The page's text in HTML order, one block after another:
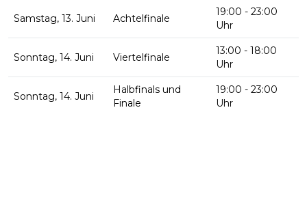
Samstag, 13. Juni Achtelfinale
19:00 - 23:00
Uhr
Sonntag, 14. Juni Viertelfinale
13:00 - 18:00
Uhr
Sonntag, 14. Juni
Halbfinals und
Finale
19:00 - 23:00
Uhr